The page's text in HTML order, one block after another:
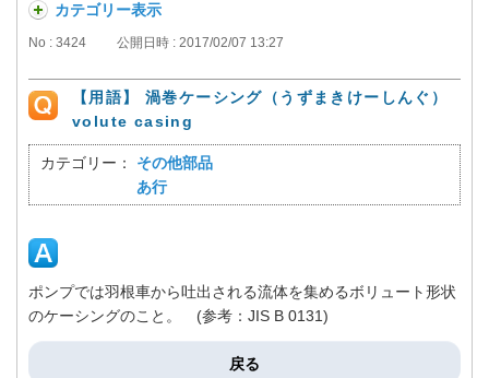
カテゴリー表示
No : 3424 公開日時 : 2017/02/07 13:27
【用語】 渦巻ケーシング（うずまきけーしんぐ）
volute casing
カテゴリー：
その他部品
あ行
ポンプでは羽根車から吐出される流体を集めるボリュート形状
のケーシングのこと。 (参考：JIS B 0131)
戻る